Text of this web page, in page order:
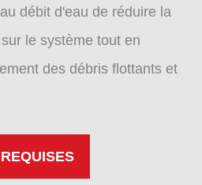
débit d'eau de réduire la
le système tout en
des débris flottants et